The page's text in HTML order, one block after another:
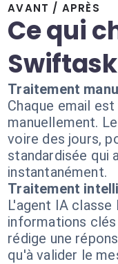
AVANT / APRÈS
Ce qui
Swiftask
Traitement
Chaque email
manuellement.
voire des jours,
standardisée qui
instantanément.
Traitement
L'agent IA
informations
rédige une
qu'à valider le